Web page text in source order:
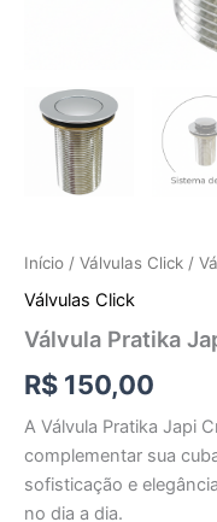
Início / Válvulas Click /
Válvulas Click
Válvula Pratika
R$ 150,00
A Válvula Pratika Japi
complementar sua
sofisticação e
no dia a dia.